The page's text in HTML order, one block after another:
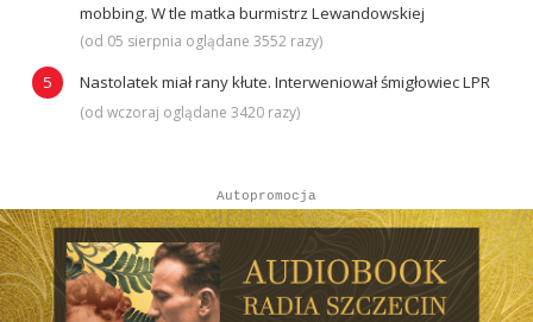
mobbing. W tle matka burmistrz Lewandowskiej
(od 05 sierpnia oglądane 3552 razy)
Nastolatek miał rany kłute. Interweniował śmigłowiec LPR
(od wczoraj oglądane 3420 razy)
Autopromocja